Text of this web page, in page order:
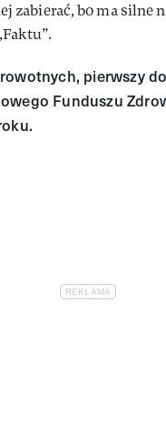
zabierać, bo ma silne
pierwszy
Funduszu